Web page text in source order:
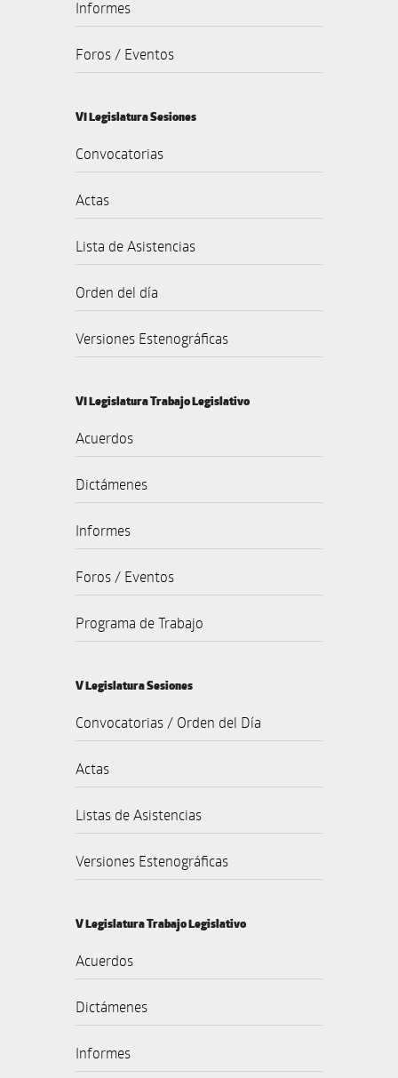
Informes
Foros / Eventos
VI Legislatura Sesiones
Convocatorias
Actas
Lista de Asistencias
Orden del día
Versiones Estenográficas
VI Legislatura Trabajo Legislativo
Acuerdos
Dictámenes
Informes
Foros / Eventos
Programa de Trabajo
V Legislatura Sesiones
Convocatorias / Orden del Día
Actas
Listas de Asistencias
Versiones Estenográficas
V Legislatura Trabajo Legislativo
Acuerdos
Dictámenes
Informes